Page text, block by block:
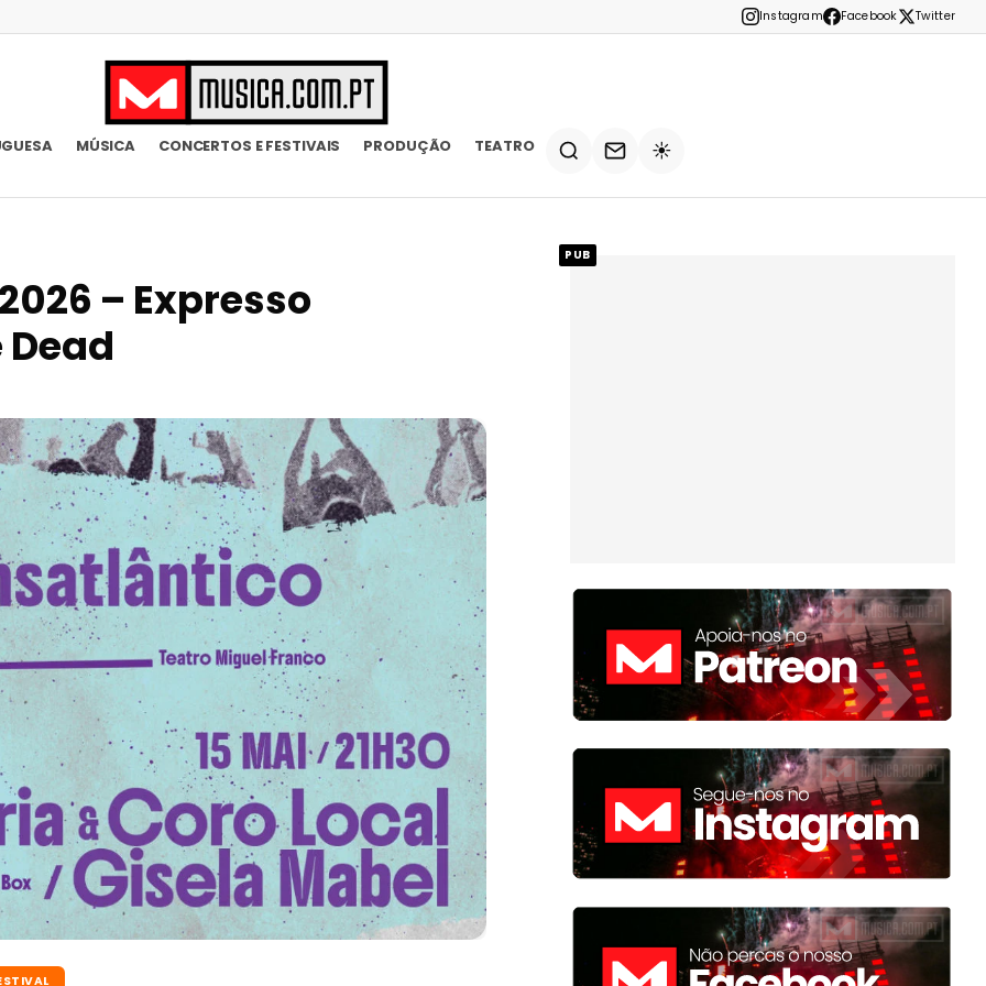
Instagram Facebook Twitter
MÚSICA CONCERTOS E FESTIVAIS PRODUÇÃO TEATRO ☀️
– Expresso
PUB